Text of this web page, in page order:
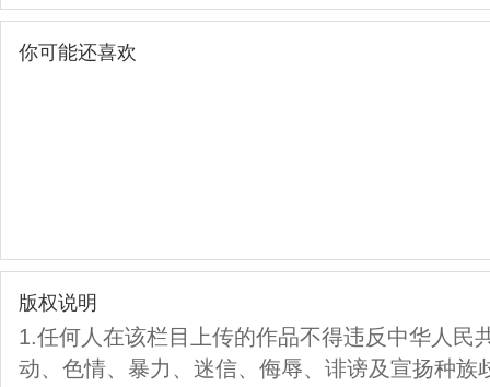
你可能还喜欢
版权说明
1.任何人在该栏目上传的作品不得违反中华人民
动、色情、暴力、迷信、侮辱、诽谤及宣扬种族